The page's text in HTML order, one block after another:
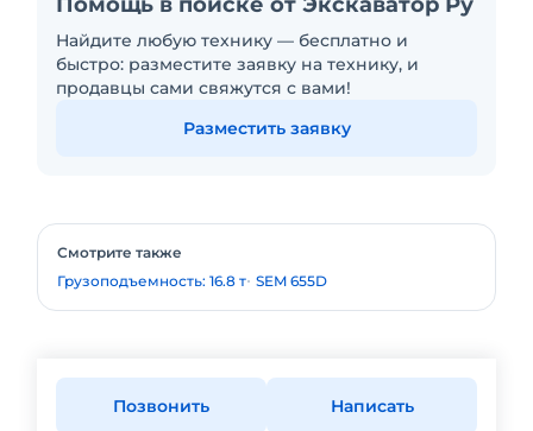
Найдите любую технику — бесплатно и
быстро: разместите заявку на технику, и
продавцы сами свяжутся с вами!
Разместить заявку
Смотрите также
Грузоподъемность: 16.8 т SEM 655D
Позвонить Написать